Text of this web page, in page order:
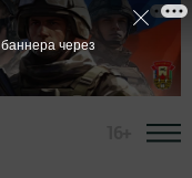
через